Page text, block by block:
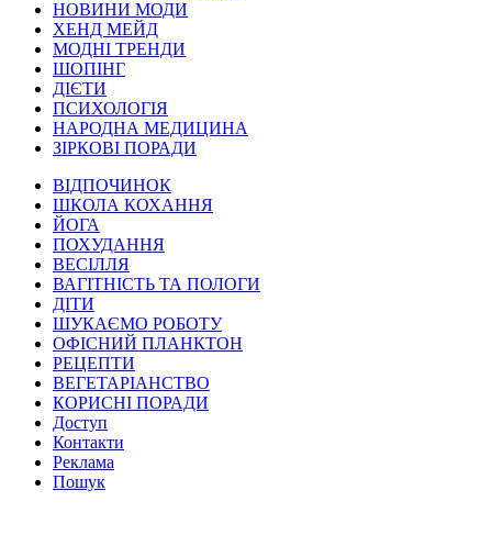
НОВИНИ МОДИ
ХЕНД МЕЙД
МОДНІ ТРЕНДИ
ШОПІНГ
ДІЄТИ
ПСИХОЛОГІЯ
НАРОДНА МЕДИЦИНА
ЗІРКОВІ ПОРАДИ
ВІДПОЧИНОК
ШКОЛА КОХАННЯ
ЙОГА
ПОХУДАННЯ
ВЕСІЛЛЯ
ВАГІТНІСТЬ ТА ПОЛОГИ
ДІТИ
ШУКАЄМО РОБОТУ
ОФІСНИЙ ПЛАНКТОН
РЕЦЕПТИ
ВЕГЕТАРІАНСТВО
КОРИСНІ ПОРАДИ
Доступ
Контакти
Реклама
Пошук